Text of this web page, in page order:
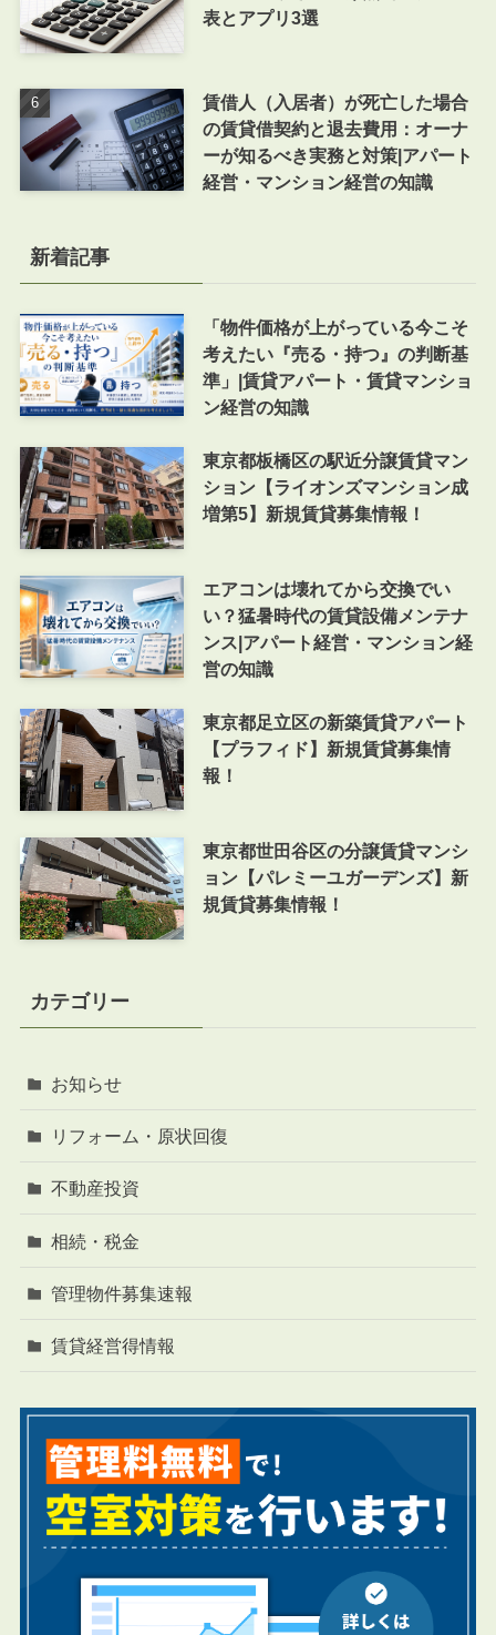
表とアプリ3選
賃借人（入居者）が死亡した場合
の賃貸借契約と退去費用：オーナ
ーが知るべき実務と対策|アパート
経営・マンション経営の知識
新着記事
「物件価格が上がっている今こそ
考えたい『売る・持つ』の判断基
準」|賃貸アパート・賃貸マンショ
ン経営の知識
東京都板橋区の駅近分譲賃貸マン
ション【ライオンズマンション成
増第5】新規賃貸募集情報！
エアコンは壊れてから交換でい
い？猛暑時代の賃貸設備メンテナ
ンス|アパート経営・マンション経
営の知識
東京都足立区の新築賃貸アパート
【プラフィド】新規賃貸募集情
報！
東京都世田谷区の分譲賃貸マンシ
ョン【パレミーユガーデンズ】新
規賃貸募集情報！
カテゴリー
お知らせ
リフォーム・原状回復
不動産投資
相続・税金
管理物件募集速報
賃貸経営得情報